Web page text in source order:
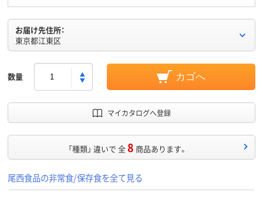
お届け先住所：
東京都江東区
数量 カゴへ
マイカタログへ登録
「種類」 違いで 全8 商品あります。
尾西食品の非常食/保存食を全て見る